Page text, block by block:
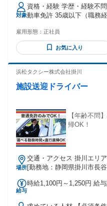
対象
資格・経験 学歴・経験不
動車免許 35歳以下（職務経
雇用形態： 正社員
お気に入り
浜松タクシー株式会社掛川
施設送迎ドライバー
【年齢不問
帰OK！
場所
交通・アクセス 掛川エリア
[勤務地：静岡県掛川市長
給与
時給1,100円～1,250円 給